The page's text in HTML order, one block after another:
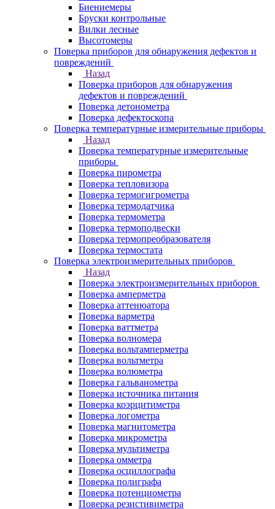
Биениемеры
Бруски контрольные
Вилки лесные
Высотомеры
Поверка приборов для обнаружения дефектов и
повреждений
Назад
Поверка приборов для обнаружения
дефектов и повреждений
Поверка детонометра
Поверка дефектоскопа
Поверка температурные измерительные приборы
Назад
Поверка температурные измерительные
приборы
Поверка пирометра
Поверка тепловизора
Поверка термогигрометра
Поверка термодатчика
Поверка термометра
Поверка термоподвески
Поверка термопреобразователя
Поверка термостата
Поверка электроизмерительных приборов
Назад
Поверка электроизмерительных приборов
Поверка амперметра
Поверка аттенюатора
Поверка варметра
Поверка ваттметра
Поверка волномера
Поверка вольтамперметра
Поверка вольтметра
Поверка волюметра
Поверка гальванометра
Поверка источника питания
Поверка коэрцитиметра
Поверка логометра
Поверка магнитометра
Поверка микрометра
Поверка мультиметра
Поверка омметра
Поверка осциллографа
Поверка полиграфа
Поверка потенциометра
Поверка резистивиметра